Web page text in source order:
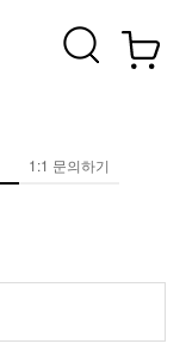
1:1 문의하기